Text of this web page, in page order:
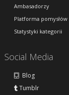
Ambasadorzy
Platforma pomysłów
Statystyki kategorii
Social Media
Blog
Tumblr